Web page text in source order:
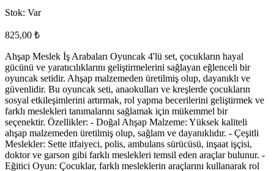
Stok: Var
825,00 ₺
Ahşap Meslek İş Arabaları Oyuncak 4'lü set, çocukların hayal
gücünü ve yaratıcılıklarını geliştirmelerini sağlayan eğlenceli bir
oyuncak setidir. Ahşap malzemeden üretilmiş olup, dayanıklı ve
güvenlidir. Bu oyuncak seti, anaokulları ve kreşlerde çocukların
sosyal etkileşimlerini artırmak, rol yapma becerilerini geliştirmek ve
farklı meslekleri tanımalarını sağlamak için mükemmel bir
seçenektir. Özellikler: - Doğal Ahşap Malzeme: Yüksek kaliteli
ahşap malzemeden üretilmiş olup, sağlam ve dayanıklıdır. - Çeşitli
Meslekler: Sette itfaiyeci, polis, ambulans sürücüsü, inşaat işçisi,
doktor ve garson gibi farklı meslekleri temsil eden araçlar bulunur. -
Eğitici Oyun: Çocuklar, farklı mesleklerin araçlarını kullanarak rol